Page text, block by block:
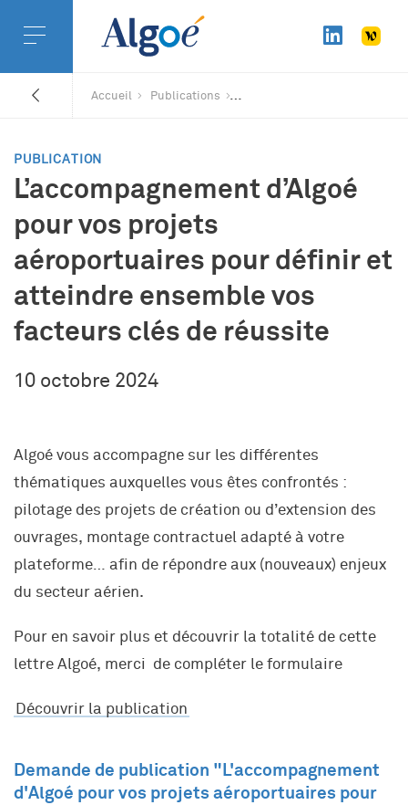
Accueil Publications
PUBLICATION
L’accompagnement d’Algoé
pour vos projets
aéroportuaires pour définir et
atteindre ensemble vos
facteurs clés de réussite
10 octobre 2024
Algoé vous accompagne sur les différentes
thématiques auxquelles vous êtes confrontés :
pilotage des projets de création ou d’extension des
ouvrages, montage contractuel adapté à votre
plateforme… afin de répondre aux (nouveaux) enjeux
du secteur aérien.
Pour en savoir plus et découvrir la totalité de cette
lettre Algoé, merci de compléter le formulaire
Découvrir la publication
Demande de publication "L'accompagnement
d'Algoé pour vos projets aéroportuaires pour